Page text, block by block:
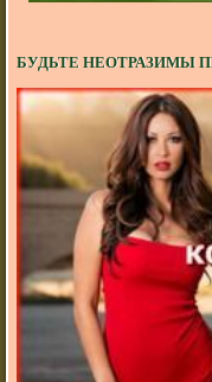
БУДЬТЕ НЕОТРАЗИМЫ